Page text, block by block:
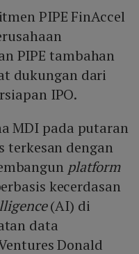
PIPE FinAccel
PIPE tambahan
dukungan dari
IPO.
MDI pada putaran
terkesan dengan
platform
kecerdasan
(AI) di
data
Donald